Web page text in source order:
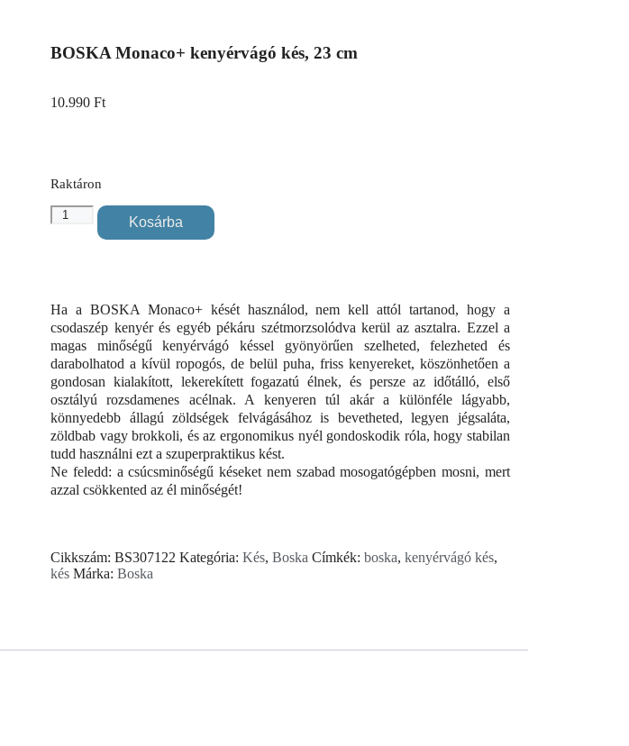
BOSKA Monaco+ kenyérvágó kés, 23 cm
10.990 Ft
Raktáron
Kosárba
Ha a BOSKA Monaco+ kését használod, nem kell attól tartanod, hogy a
csodaszép kenyér és egyéb pékáru szétmorzsolódva kerül az asztalra. Ezzel a
magas minőségű kenyérvágó késsel gyönyörűen szelheted, felezheted és
darabolhatod a kívül ropogós, de belül puha, friss kenyereket, köszönhetően a
gondosan kialakított, lekerekített fogazatú élnek, és persze az időtálló, első
osztályú rozsdamenes acélnak. A kenyeren túl akár a különféle lágyabb,
könnyedebb állagú zöldségek felvágásához is bevetheted, legyen jégsaláta,
zöldbab vagy brokkoli, és az ergonomikus nyél gondoskodik róla, hogy stabilan
tudd használni ezt a szuperpraktikus kést.
Ne feledd: a csúcsminőségű késeket nem szabad mosogatógépben mosni, mert
azzal csökkented az él minőségét!
Cikkszám: BS307122 Kategória: Kés, Boska Címkék: boska, kenyérvágó kés,
kés Márka: Boska